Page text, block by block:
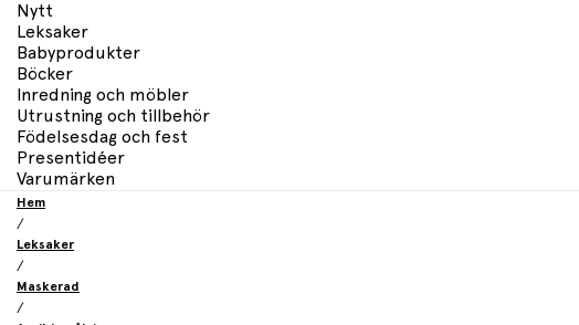
Nytt
Leksaker
Babyprodukter
Böcker
Inredning och möbler
Utrustning och tillbehör
Födelsesdag och fest
Presentidéer
Varumärken
Hem
/
Leksaker
/
Maskerad
/